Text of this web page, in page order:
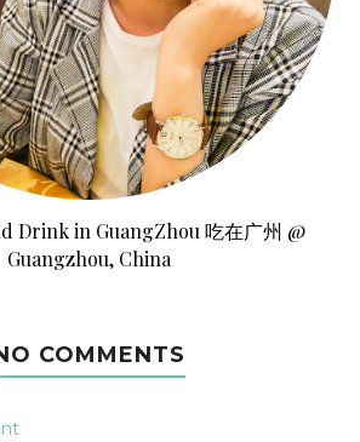
Drink in GuangZhou 吃在广州 @
Guangzhou, China
COMMENTS